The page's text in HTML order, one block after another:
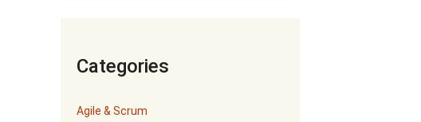
Categories
Agile & Scrum